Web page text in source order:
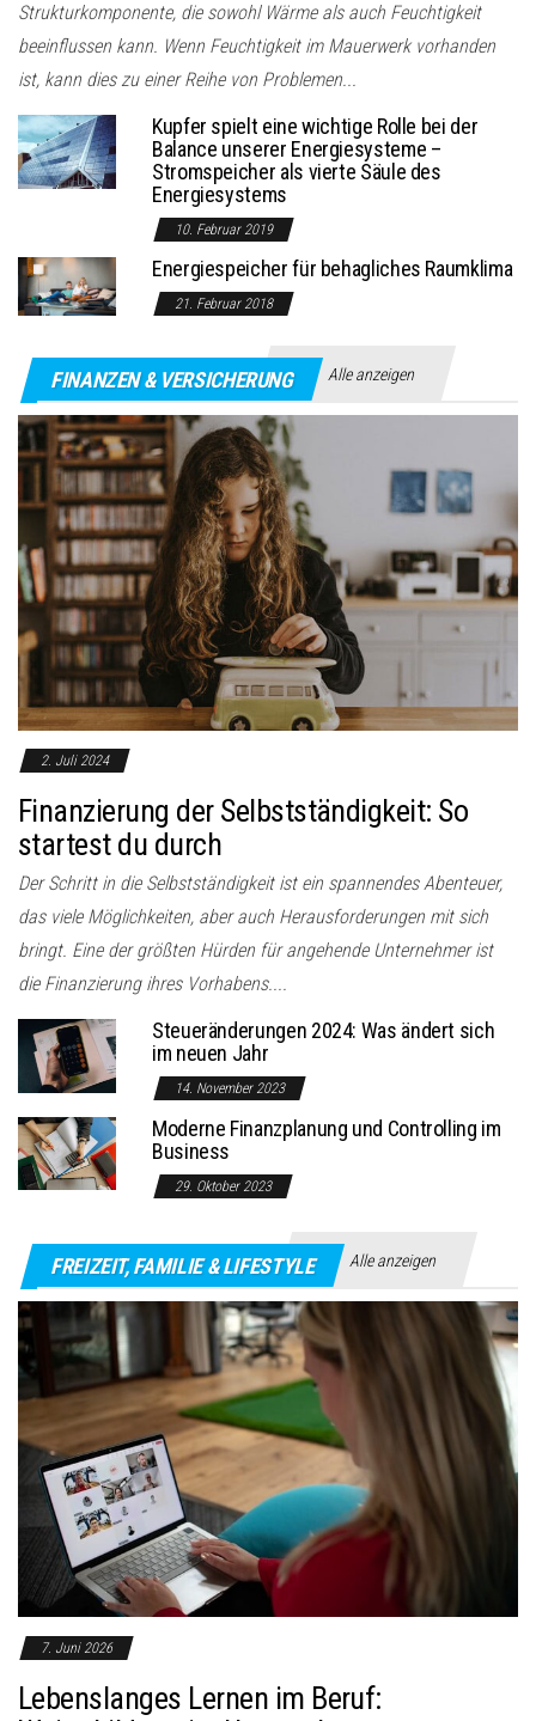
Strukturkomponente, die sowohl Wärme als auch Feuchtigkeit
beeinflussen kann. Wenn Feuchtigkeit im Mauerwerk vorhanden
ist, kann dies zu einer Reihe von Problemen...
Kupfer spielt eine wichtige Rolle bei der
Balance unserer Energiesysteme –
Stromspeicher als vierte Säule des
Energiesystems
10. Februar 2019
Energiespeicher für behagliches Raumklima
21. Februar 2018
FINANZEN & VERSICHERUNG Alle anzeigen
2. Juli 2024
Finanzierung der Selbstständigkeit: So
startest du durch
Der Schritt in die Selbstständigkeit ist ein spannendes Abenteuer,
das viele Möglichkeiten, aber auch Herausforderungen mit sich
bringt. Eine der größten Hürden für angehende Unternehmer ist
die Finanzierung ihres Vorhabens....
Steueränderungen 2024: Was ändert sich
im neuen Jahr
14. November 2023
Moderne Finanzplanung und Controlling im
Business
29. Oktober 2023
FREIZEIT, FAMILIE & LIFESTYLE Alle anzeigen
7. Juni 2026
Lebenslanges Lernen im Beruf: